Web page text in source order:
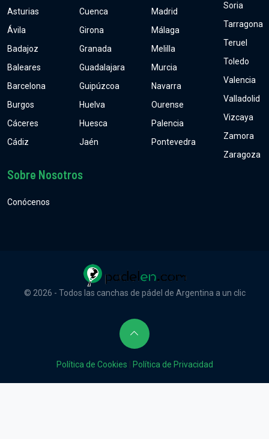
Asturias
Ávila
Badajoz
Baleares
Barcelona
Burgos
Cáceres
Cádiz
Cuenca
Girona
Granada
Guadalajara
Guipúzcoa
Huelva
Huesca
Jaén
Madrid
Málaga
Melilla
Murcia
Navarra
Ourense
Palencia
Pontevedra
Soria
Tarragona
Teruel
Toledo
Valencia
Valladolid
Vizcaya
Zamora
Zaragoza
Sobre Nosotros
Conócenos
© 2026 - Todos las canchas de pádel de Argentina a un clic
Política de Cookies Política de Privacidad